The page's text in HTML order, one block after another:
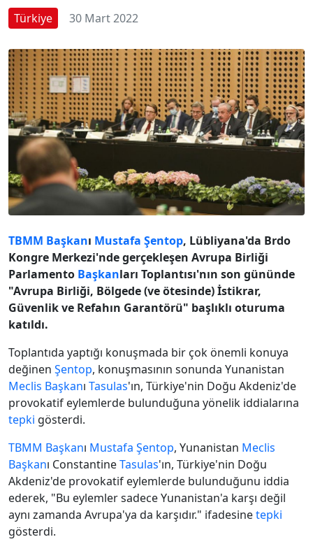
Türkiye 30 Mart 2022
TBMM Başkanı Mustafa Şentop, Lübliyana'da Brdo
Kongre Merkezi'nde gerçekleşen Avrupa Birliği
Parlamento Başkanları Toplantısı'nın son gününde
"Avrupa Birliği, Bölgede (ve ötesinde) İstikrar,
Güvenlik ve Refahın Garantörü" başlıklı oturuma
katıldı.
Toplantıda yaptığı konuşmada bir çok önemli konuya
değinen Şentop, konuşmasının sonunda Yunanistan
Meclis Başkanı Tasulas'ın, Türkiye'nin Doğu Akdeniz'de
provokatif eylemlerde bulunduğuna yönelik iddialarına
tepki gösterdi.
TBMM Başkanı Mustafa Şentop, Yunanistan Meclis
Başkanı ConstantineTasulas'ın, Türkiye'nin Doğu
Akdeniz'de provokatif eylemlerde bulunduğunu iddia
ederek, "Bu eylemler sadece Yunanistan'a karşı değil
aynı zamanda Avrupa'ya da karşıdır." ifadesinetepki
gösterdi.